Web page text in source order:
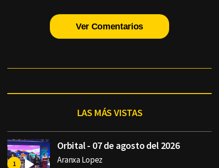
Ver Comentarios
LAS MÁS VISTAS
Orbital - 07 de agosto del 2026
Aranxa Lopez